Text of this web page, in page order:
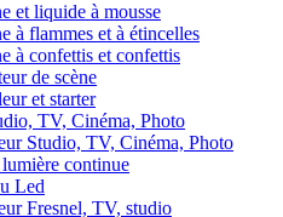
et liquide à mousse
à flammes et à étincelles
à confettis et confettis
de scène
et starter
TV, Cinéma, Photo
Studio, TV, Cinéma, Photo
continue
Led
Fresnel, TV, studio